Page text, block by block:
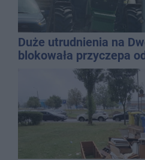
Duże utrudnienia na
blokowała przyczepa